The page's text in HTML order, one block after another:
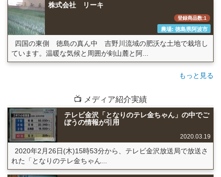
株式会社 リーキ
登録商品数:1
農場: 徳島県阿波市
四国の東側 徳島の真ん中 吉野川流域の肥沃な土地で栽培し
ています。温暖な気候と周囲が剣山麓と阿...
もっと見る
📺 メディア紹介実績
テレビ金沢「となりのテレ金ちゃん」の中でご
ぼうの情報が引用
2020.03.19
2020年2月26日(木)15時53分から、テレビ金沢放送局で放送さ
れた「となりのテレ金ちゃん...